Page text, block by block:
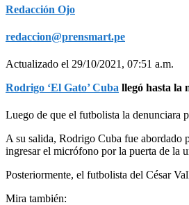
Redacción Ojo
redaccion@prensmart.pe
Actualizado el 29/10/2021, 07:51 a.m.
Rodrigo ‘El Gato’ Cuba llegó hasta la
Luego de que el futbolista la denunciara
A su salida, Rodrigo Cuba fue abordado
ingresar el micrófono por la puerta de la
Posteriormente, el futbolista del César
Mira también: